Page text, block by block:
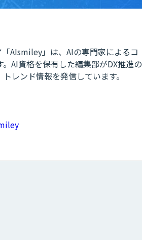
AIsmiley」は、AIの専門家によるコ
AI資格を保有した編集部がDX推進の
レンド情報を発信しています。